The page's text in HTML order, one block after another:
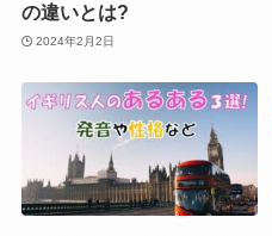
の違いとは?
2024年2月2日